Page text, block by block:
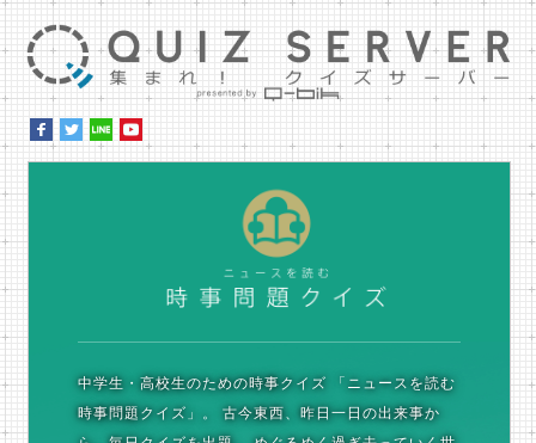
中学生・高校生のための時事クイズ 「ニュースを読む
時事問題クイズ」。
古今東西、昨日一日の出来事か